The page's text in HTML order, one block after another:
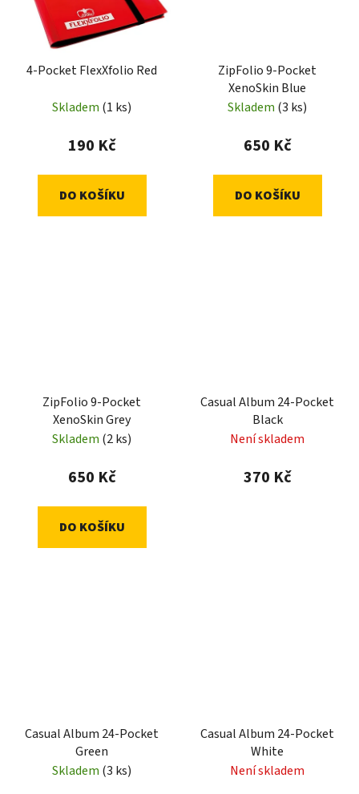
4-Pocket FlexXfolio Red
Skladem (1 ks)
190 Kč
DO KOŠÍKU
ZipFolio 9-Pocket
XenoSkin Blue
Skladem (3 ks)
650 Kč
DO KOŠÍKU
ZipFolio 9-Pocket
XenoSkin Grey
Skladem (2 ks)
650 Kč
DO KOŠÍKU
Casual Album 24-Pocket
Black
Není skladem
370 Kč
Casual Album 24-Pocket
Green
Skladem (3 ks)
Casual Album 24-Pocket
White
Není skladem